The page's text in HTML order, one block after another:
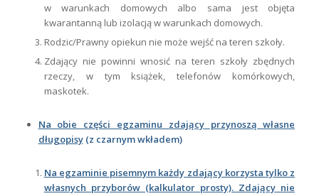
w warunkach domowych albo sama jest objęta
kwarantanną lub izolacją w warunkach domowych.
Rodzic/Prawny opiekun nie może wejść na teren szkoły.
Zdający nie powinni wnosić na teren szkoły zbędnych
rzeczy, w tym książek, telefonów komórkowych,
maskotek.
Na obie części egzaminu zdający przynoszą własne
długopisy(z czarnym wkładem)
Na egzaminie pisemnym każdy zdający korzysta tylko z
własnych przyborów (kalkulator prosty). Zdający nie